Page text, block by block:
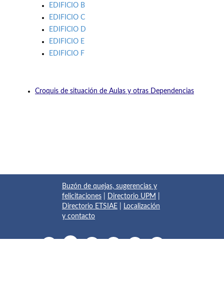
EDIFICIO B
EDIFICIO C
EDIFICIO D
EDIFICIO E
EDIFICIO F
Croquis de situación de Aulas y otras Dependencias
Buzón de quejas, sugerencias y
felicitaciones
Directorio UPM
Directorio ETSIAE
Localización
y contacto